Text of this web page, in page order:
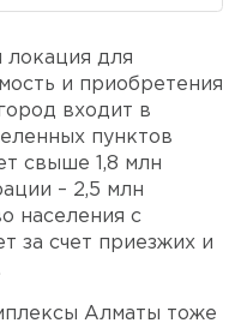
для
и приобретения
входит в
пунктов
свыше 1,8 млн
– 2,5 млн
населения с
за счет приезжих и
Алматы тоже